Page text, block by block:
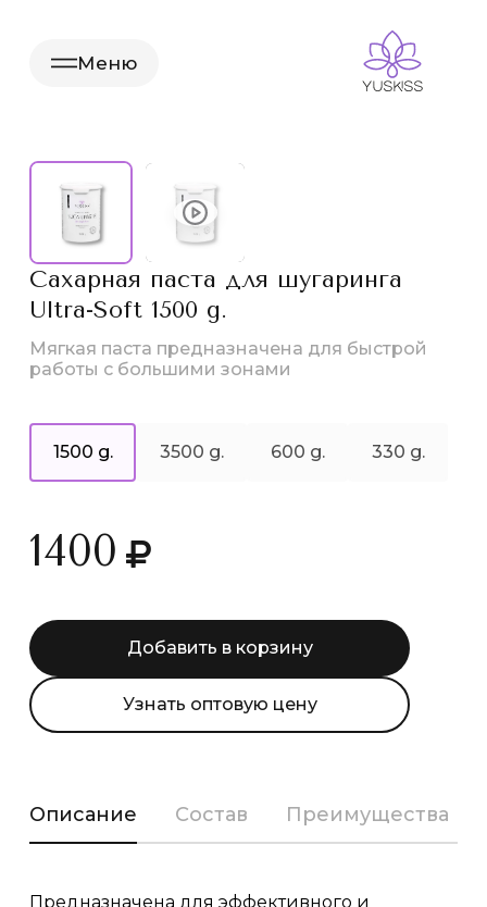
Меню
Сахарная паста для шугаринга
Ultra-Soft 1500 g.
Мягкая паста предназначена для быстрой
работы с большими зонами
1500 g. 3500 g. 600 g. 330 g.
1400
Добавить в корзину
Узнать оптовую цену
Описание Состав Преимущества
Предназначена для эффективного и